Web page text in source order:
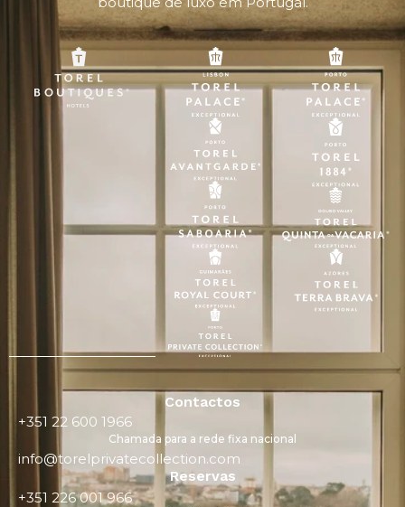
Contactos
+351 22 600 1966
Chamada para a rede fixa nacional
info@torelprivatecollection.com
Reservas
+351 226 001 966